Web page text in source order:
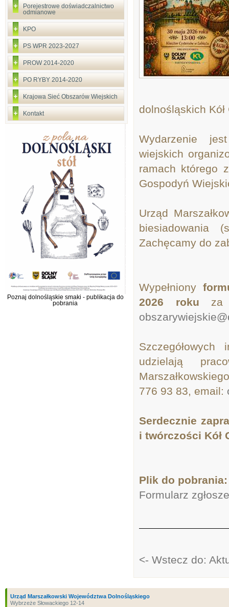
Porejestrowe doświadczalnictwo
odmianowe
KPO
PS WPR 2023-2027
PROW 2014-2020
PO RYBY 2014-2020
Krajowa Sieć Obszarów Wiejskich
Kontakt
Poznaj dolnośląskie smaki - publikacja do
pobrania
dolnośląskich
Wydarzenie
wiejskich
ramach którego
Gospodyń
Urząd
biesiadowania
Zachęcamy do
Wypełniony
2026 roku za
udzielają
776 93 83, email:
Serdecznie
i twórczości Kół
Plik do pobrania:
Formularz
<- Wstecz do:
Urząd Marszałkowski Województwa Dolnośląskiego
Wybrzeże Słowackiego 12-14